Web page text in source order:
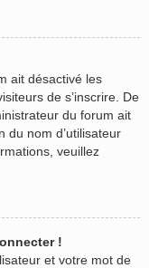
ait désactivé les
de s’inscrire. De
du forum ait
du nom d’utilisateur
veuillez
!
et votre mot de